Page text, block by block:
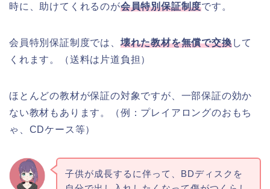
時に、助けてくれるのが会員特別保証制度です。
会員特別保証制度では、 壊れた教材を無償で交換して
くれます。（送料は片道負担）
ほとんどの教材が保証の対象ですが、一部保証の効か
ない教材もあります。（例：プレイアロングのおもち
ゃ、CDケース等）
子供が成長するに伴って、BDディスクを